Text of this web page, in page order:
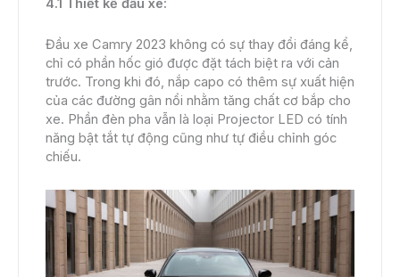
4.1 Thiết kế đầu xe:
Đầu xe Camry 2023 không có sự thay đổi đáng kể,
chỉ có phần hốc gió được đặt tách biệt ra với cản
trước. Trong khi đó, nắp capo có thêm sự xuất hiện
của các đường gân nổi nhằm tăng chất cơ bắp cho
xe. Phần đèn pha vẫn là loại Projector LED có tính
năng bật tắt tự động cũng như tự điều chỉnh góc
chiếu.